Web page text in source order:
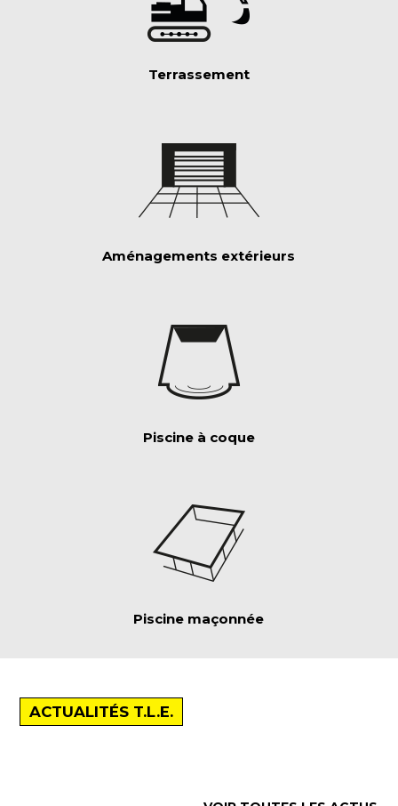
Terrassement
Aménagements extérieurs
Piscine à coque
Piscine maçonnée
ACTUALITÉS T.L.E.